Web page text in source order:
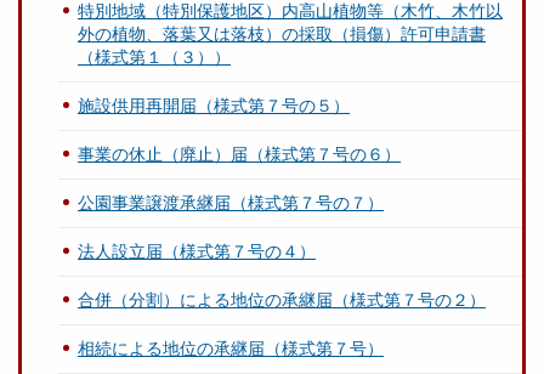
特別地域（特別保護地区）内高山植物等（木竹、木竹以
外の植物、落葉又は落枝）の採取（損傷）許可申請書
（様式第１（３））
施設供用再開届（様式第７号の５）
事業の休止（廃止）届（様式第７号の６）
公園事業譲渡承継届（様式第７号の７）
法人設立届（様式第７号の４）
合併（分割）による地位の承継届（様式第７号の２）
相続による地位の承継届（様式第７号）